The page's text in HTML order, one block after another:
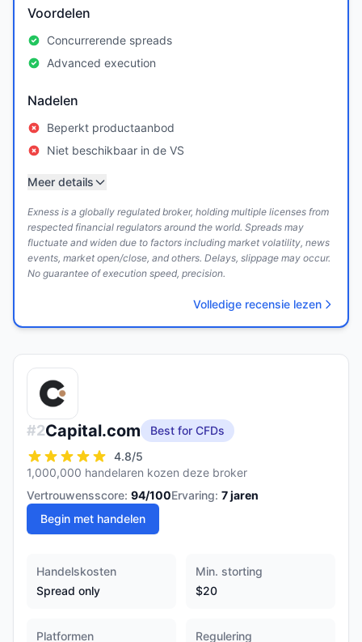
Voordelen
Concurrerende spreads
Advanced execution
Nadelen
Beperkt productaanbod
Niet beschikbaar in de VS
Meer details
Exness is a globally regulated broker, holding multiple licenses from
respected financial regulators around the world. Spreads may
fluctuate and widen due to factors including market volatility, news
events, market open/close, and others. Delays, slippage may occur.
No guarantee of execution speed, precision.
Volledige recensie lezen
#2Capital.com
Best for CFDs
4.8/5
1,000,000 handelaren kozen deze broker
Vertrouwensscore: 94/100Ervaring: 7jaren
Begin met handelen
Handelskosten
Spread only
Min. storting
$20
Platformen
Regulering